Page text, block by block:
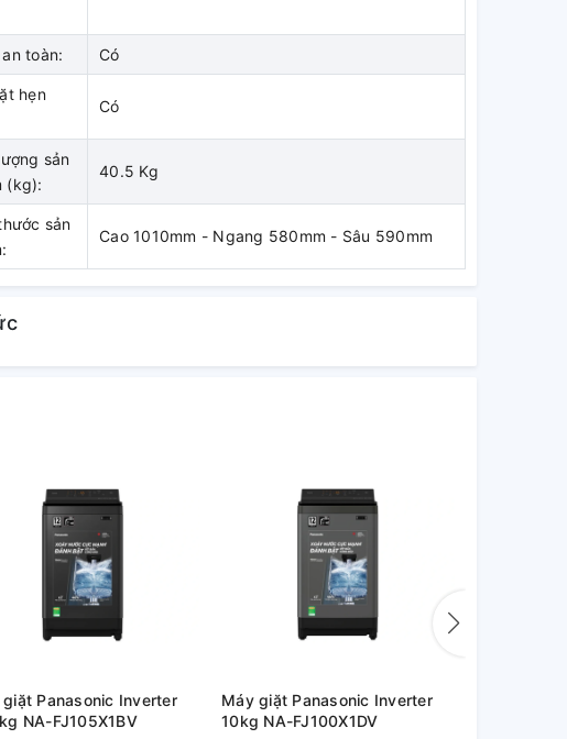
toàn: Có
hẹn
Có
sản
(kg):
40.5 Kg
sản
Cao 1010mm - Ngang 580mm - Sâu 590mm
giặt Panasonic Inverter
NA-FJ105X1BV
Máy giặt Panasonic Inverter
10kg NA-FJ100X1DV